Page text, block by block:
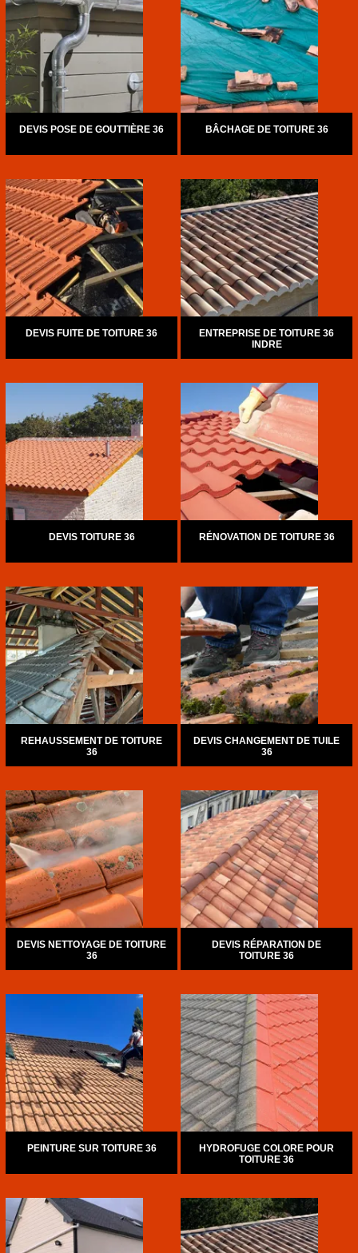
DEVIS POSE DE GOUTTIÈRE 36 BÂCHAGE DE TOITURE 36
DEVIS FUITE DE TOITURE 36
ENTREPRISE DE TOITURE 36
INDRE
DEVIS TOITURE 36 RÉNOVATION DE TOITURE 36
REHAUSSEMENT DE TOITURE
36
DEVIS CHANGEMENT DE TUILE
36
DEVIS NETTOYAGE DE TOITURE
36
DEVIS RÉPARATION DE
TOITURE 36
PEINTURE SUR TOITURE 36
HYDROFUGE COLORE POUR
TOITURE 36